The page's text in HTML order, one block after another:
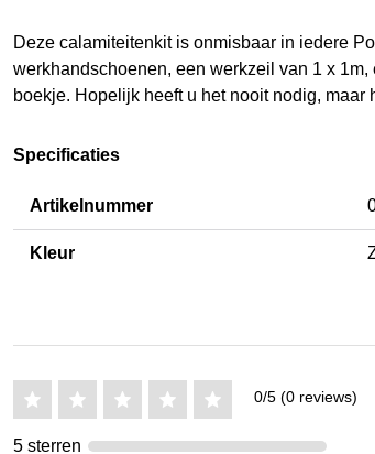
Deze calamiteitenkit is onmisbaar in iedere
werkhandschoenen, een werkzeil van 1 x
boekje. Hopelijk heeft u het nooit nodig,
Specificaties
Artikelnummer
Kleur
0/5 (0 reviews)
5 sterren